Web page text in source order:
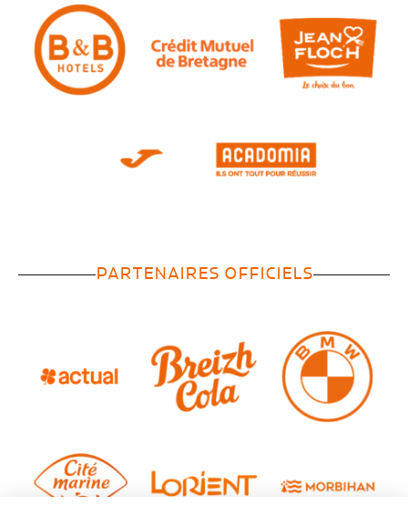
PARTENAIRES OFFICIELS